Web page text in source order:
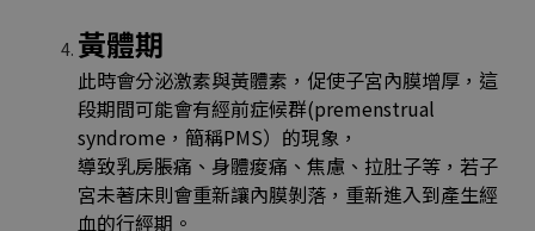
黃體期
此時會分泌激素與黃體素，促使子宮內膜增厚，這
段期間可能會有經前症候群(premenstrual
syndrome，簡稱PMS）的現象，
導致乳房脹痛、身體痠痛、焦慮、拉肚子等，若子
宮未著床則會重新讓內膜剝落，重新進入到產生經
血的行經期。